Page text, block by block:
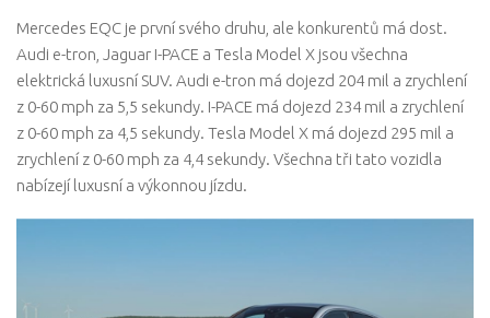
Mercedes EQC je první svého druhu, ale konkurentů má dost.
Audi e-tron, Jaguar I-PACE a Tesla Model X jsou všechna
elektrická luxusní SUV. Audi e-tron má dojezd 204 mil a zrychlení
z 0-60 mph za 5,5 sekundy. I-PACE má dojezd 234 mil a zrychlení
z 0-60 mph za 4,5 sekundy. Tesla Model X má dojezd 295 mil a
zrychlení z 0-60 mph za 4,4 sekundy. Všechna tři tato vozidla
nabízejí luxusní a výkonnou jízdu.